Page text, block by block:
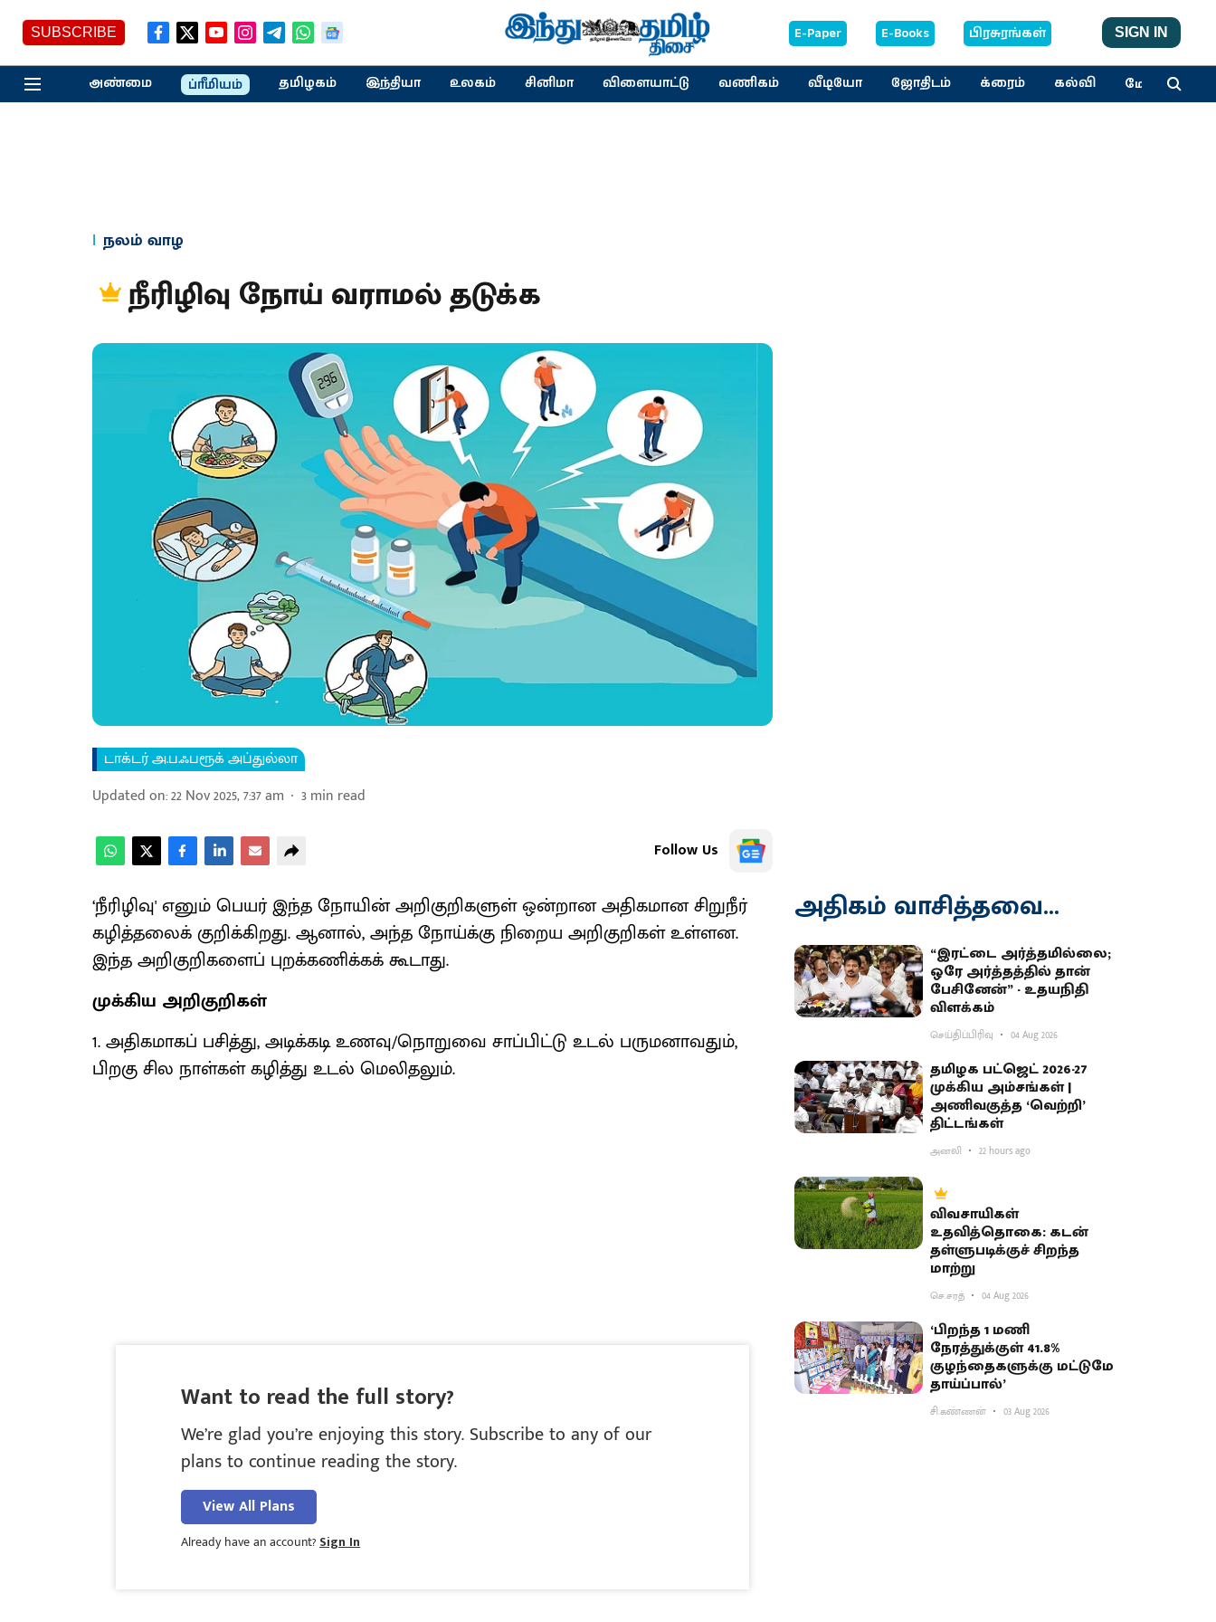
SUBSCRIBE E-Paper E-Books பிரசுரங்கள் SIGN IN
அண்மை ப்ரீமியம் தமிழகம் இந்தியா உலகம் சினிமா விளையாட்டு வணிகம் வீடியோ ஜோதிடம் க்ரைம் கல்வி மேலும்
நலம் வாழ
நீரிழிவு நோய் வராமல் தடுக்க
டாக்டர் அ.ப.ஃபரூக் அப்துல்லா
Updated on:22 Nov 2025, 7:37 am 3min read
Follow Us
‘நீரிழிவு' எனும் பெயர் இந்த நோயின் அறிகுறிகளுள் ஒன்றான அதிகமான சிறுநீர்
கழித்தலைக் குறிக்கிறது. ஆனால், அந்த நோய்க்கு நிறைய அறிகுறிகள் உள்ளன.
இந்த அறிகுறிகளைப் புறக்கணிக்கக் கூடாது.
முக்கிய அறிகுறிகள்
1. அதிகமாகப் பசித்து, அடிக்கடி உணவு/நொறுவை சாப்பிட்டு உடல் பருமனாவதும்,
பிறகு சில நாள்கள் கழித்து உடல் மெலிதலும்.
Want to read the full story?
We’re glad you’re enjoying this story. Subscribe to any of our
plans to continue reading the story.
View All Plans
Already have an account?Sign In
அதிகம் வாசித்தவை...
“இரட்டை அர்த்தமில்லை;
ஒரே அர்த்தத்தில் தான்
பேசினேன்” - உதயநிதி
விளக்கம்
செய்திப்பிரிவு 04 Aug 2026
தமிழக பட்ஜெட் 2026-27
முக்கிய அம்சங்கள் |
அணிவகுத்த ‘வெற்றி’
திட்டங்கள்
அனலி 22 hours ago
விவசாயிகள்
உதவித்தொகை: கடன்
தள்ளுபடிக்குச் சிறந்த
மாற்று
செ.சரத் 04 Aug 2026
‘பிறந்த 1 மணி
நேரத்துக்குள் 41.8%
குழந்தைகளுக்கு மட்டுமே
தாய்ப்பால்’
சி.கண்ணன் 03 Aug 2026